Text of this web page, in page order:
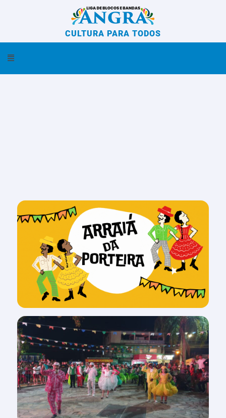
CULTURA PARA TODOS
Menu